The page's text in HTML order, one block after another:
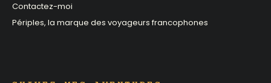
Contactez-moi
Périples, la marque des voyageurs francophones